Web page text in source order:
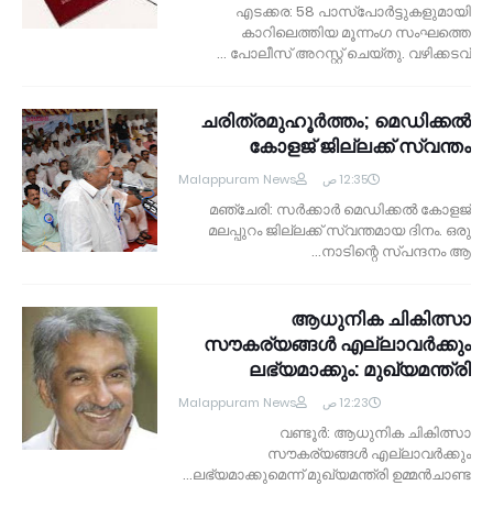
എടക്കര: 58 പാസ്‌പോര്‍ട്ടുകളുമായി
കാറിലെത്തിയ മൂന്നംഗ സംഘത്തെ
പോലീസ് അറസ്റ്റ് ചെയ്തു. വഴിക്കടവ് …
ചരിത്രമുഹൂര്‍ത്തം; മെഡിക്കല്‍
കോളജ് ജില്ലക്ക് സ്വന്തം
Malappuram News 12:35 ص
മഞ്ചേരി: സര്‍ക്കാര്‍ മെഡിക്കല്‍ കോളജ്
മലപ്പുറം ജില്ലക്ക് സ്വന്തമായ ദിനം. ഒരു
നാടിന്റെ സ്പന്ദനം ആ…
ആധുനിക ചികിത്സാ
സൗകര്യങ്ങള്‍ എല്ലാവര്‍ക്കും
ലഭ്യമാക്കും: മുഖ്യമന്ത്രി
Malappuram News 12:23 ص
വണ്ടൂര്‍: ആധുനിക ചികിത്സാ
സൗകര്യങ്ങള്‍ എല്ലാവര്‍ക്കും
ലഭ്യമാക്കുമെന്ന് മുഖ്യമന്ത്രി ഉമ്മന്‍ചാണ്ട…